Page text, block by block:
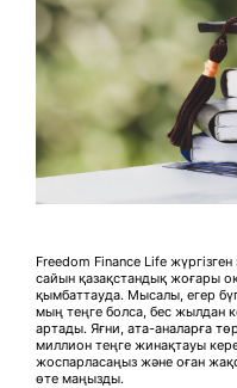
Freedom Finance Life
сайын қазақстандық жоғары
қымбаттауда. Мысалы, егер
мың теңге болса, бес жылдан
артады. Яғни, ата-аналарға
миллион теңге жинақтауы
жоспарласаңыз және оған
өте маңызды.